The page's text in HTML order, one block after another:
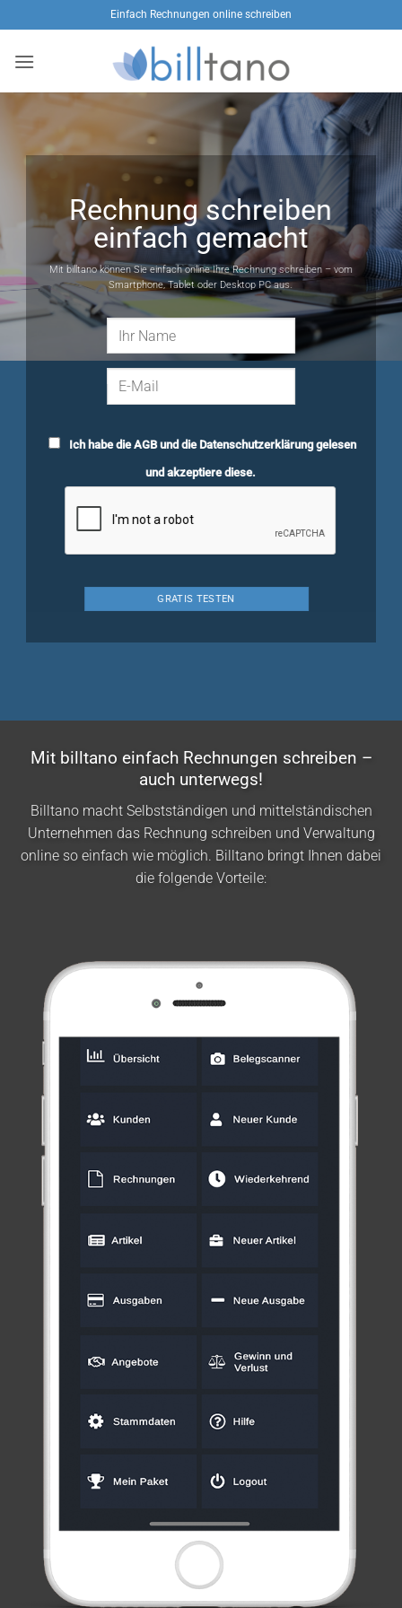
Inhalt
springen
Einfach Rechnungen online schreiben
Rechnung schreiben
einfach gemacht
Mit billtano können Sie einfach online Ihre Rechnung schreiben – vom
Smartphone, Tablet oder Desktop PC aus.
Ich habe dieAGBund die Datenschutzerklärunggelesen
und akzeptiere diese.
Mit billtano einfach Rechnungen schreiben –
auch unterwegs!
Billtano macht Selbstständigen und mittelständischen
Unternehmen das Rechnung schreiben und Verwaltung
online so einfach wie möglich. Billtano bringt Ihnen dabei
die folgende Vorteile: